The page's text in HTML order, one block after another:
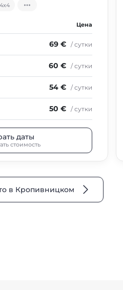
4х4
Цена
69 € / сутки
60 € / сутки
54 € / сутки
50 € / сутки
даты
стоимость
в Кропивницком